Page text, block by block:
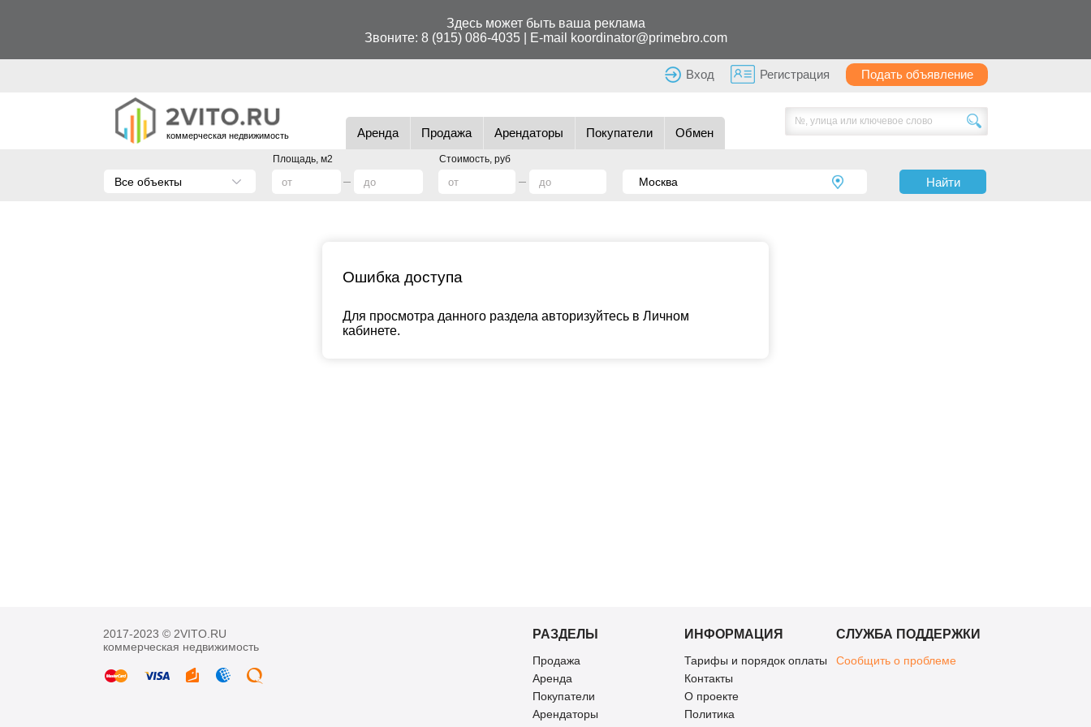
Здесь может быть ваша реклама
Звоните: 8 (915) 086-4035| E-mail koordinator@primebro.com
Вход Регистрация Подать объявление
коммерческая недвижимость Аренда Продажа Арендаторы Покупатели Обмен
Площадь, м2 Стоимость, руб
Все объекты Найти
Ошибка доступа
Для просмотра данного раздела авторизуйтесь в Личном
кабинете.
2017-2023 © 2VITO.RU
коммерческая недвижимость
РАЗДЕЛЫ
Продажа
Аренда
Покупатели
Арендаторы
ИНФОРМАЦИЯ
Тарифы и порядок оплаты
Контакты
О проекте
Политика
СЛУЖБА ПОДДЕРЖКИ
Сообщить о проблеме